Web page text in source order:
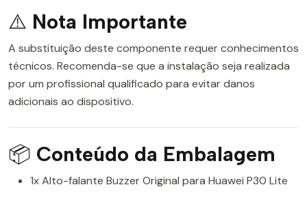
⚠️ Nota Importante
A substituição deste componente requer conhecimentos
técnicos. Recomenda-se que a instalação seja realizada
por um profissional qualificado para evitar danos
adicionais ao dispositivo.
📦 Conteúdo da Embalagem
1x Alto-falante Buzzer Original para Huawei P30 Lite